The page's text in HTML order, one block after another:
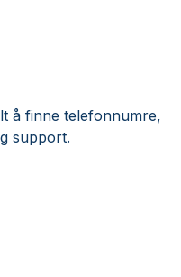
å finne telefonnumre,
support.